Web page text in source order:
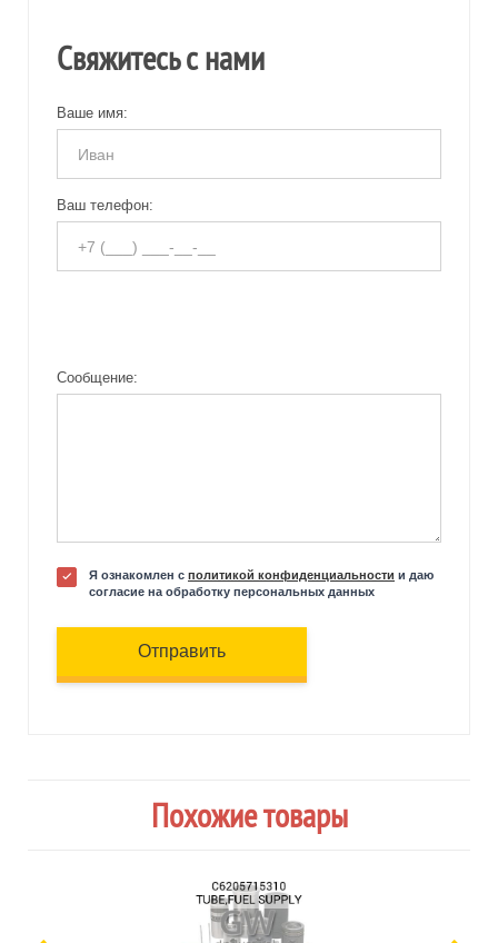
Свяжитесь с нами
Ваше имя:
Ваш телефон:
Сообщение:
Я ознакомлен с политикой конфиденциальности и даю
согласие на обработку персональных данных
Отправить
Похожие товары